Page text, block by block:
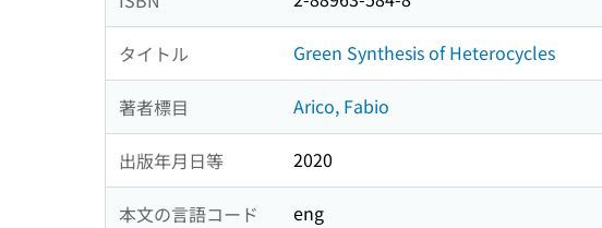
タイトル Green Synthesis of Heterocycles
著者標目 Arico, Fabio
出版年月日等 2020
本文の言語コード eng